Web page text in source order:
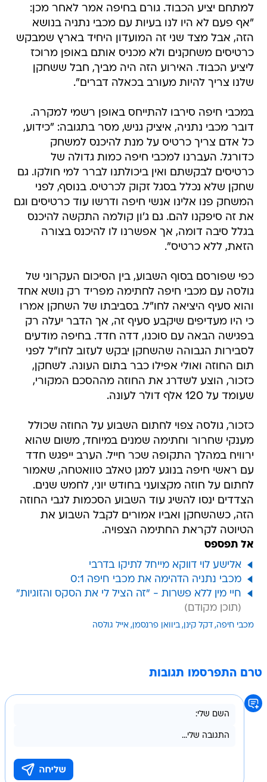
למתחם יציע הכבוד. גורם בחיפה אמר לאחר מכן:
"אף פעם לא היו לנו בעיות עם מכבי נתניה בנושא
הזה, אבל מצד שני זה המועדון היחיד בארץ שמבקש
כרטיסים משחקנים ולא מכניס אותם באופן מרוכז
ליציע הכבוד. האירוע הזה היה מביך, חבל ששחקן
שלנו צריך להיות מעורב בכאלה דברים".
במכבי חיפה סירבו להתייחס באופן רשמי למקרה.
דובר מכבי נתניה, איציק גניש, מסר בתגובה: "כידוע,
כל אדם צריך כרטיס על מנת להיכנס למשחק
כדורגל. העברנו למכבי חיפה כמות גדולה של
כרטיסים לבקשתם ואין ביכולתנו לברר למי חולקו. גם
שחקן שלא נכלל בסגל זקוק לכרטיס. בנוסף, לפני
המשחק פנו אלינו אנשי חיפה ודרשו עוד כרטיסים וגם
את זה סיפקנו להם. גם ג'ון קולמה התקשה להיכנס
בגלל סיבה דומה, אך אפשרנו לו להיכנס בצורה
הזאת, ללא כרטיס".
כפי שפורסם בסוף השבוע, בין הסיכום העקרוני של
גולסה עם מכבי חיפה לחתימה מפריד רק נושא אחד
והוא סעיף היציאה לחו"ל. בסביבתו של השחקן אמרו
כי היו מעדיפים שיקבע סעיף זה, אך הדבר יעלה רק
בפגישה הבאה עם סוכנו, דדה חדד. בחיפה מודעים
לסבירות הגבוהה שהשחקן יבקש לעזוב לחו"ל לפני
תום החוזה ואולי אפילו כבר בתום העונה. לשחקן,
כזכור, הוצע לשדרג את החוזה מההסכם המקורי,
שעומד על 120 אלף דולר לעונה.
כזכור, גולסה צפוי לחתום השבוע על החוזה שכולל
מענקי שחרור וחתימה שמנים במיוחד, משום שהוא
ירוויח במהלך התקופה שכר חייל. הערב ייפגש חדד
עם ראשי חיפה בנוגע למגן טאלב טוואטחה, שאמור
לחתום על חוזה מקצועני בחודש יוני, לחמש שנים.
הצדדים ינסו להשיג עוד השבוע הסכמות לגבי החוזה
הזה, כשהשחקן ואביו אמורים לקבל השבוע את
הטיוטה לקראת החתימה הצפויה.
אל תפספס
אלישע לוי דווקא מייחל לתיקו בדרבי
מכבי נתניה הדהימה את מכבי חיפה 0:1
חיי מין ללא פשרות - "זה הציל לי את הסקס והזוגיות"
מכבי חיפה דקל קינן ביוואן פרנסמן אייל גולסה
טרם התפרסמו תגובות